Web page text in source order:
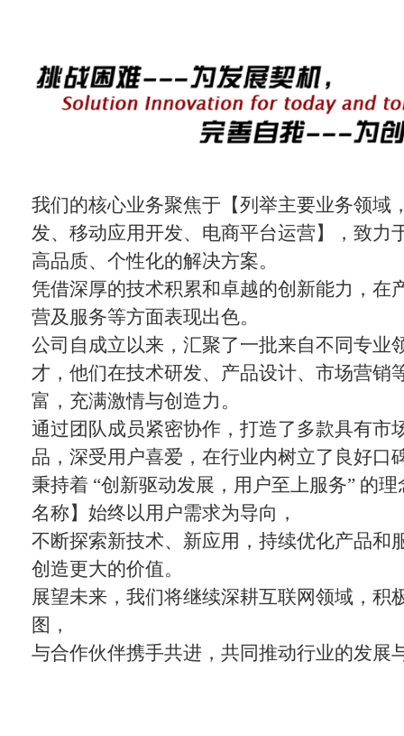
我们的核心业务聚焦于【列举主要业务领域
发、移动应用开发、电商平台运营】，致力
高品质、个性化的解决方案。
凭借深厚的技术积累和卓越的创新能力，在
营及服务等方面表现出色。
公司自成立以来，汇聚了一批来自不同专业
才，他们在技术研发、产品设计、市场营销
富，充满激情与创造力。
通过团队成员紧密协作，打造了多款具有市
品，深受用户喜爱，在行业内树立了良好口
秉持着 “创新驱动发展，用户至上服务” 的
名称】始终以用户需求为导向，
不断探索新技术、新应用，持续优化产品和
创造更大的价值。
展望未来，我们将继续深耕互联网领域，积
图，
与合作伙伴携手共进，共同推动行业的发展